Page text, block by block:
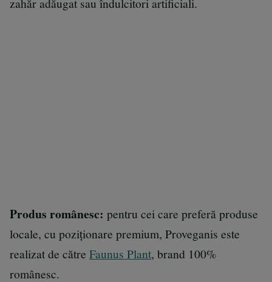
Produs românesc: pentru cei care preferă produse
locale, cu poziționare premium, Proveganis este
realizat de către Faunus Plant, brand 100%
românesc.